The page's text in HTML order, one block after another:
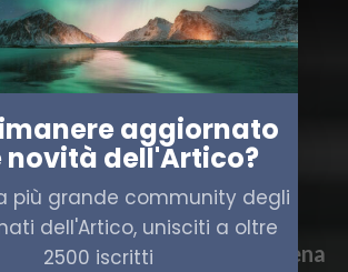
BRUXELLES
mese corto agenda piena
aggiornato
novità dell'Artico?
più grande community degli
dell'Artico, unisciti a oltre
2500 iscritti